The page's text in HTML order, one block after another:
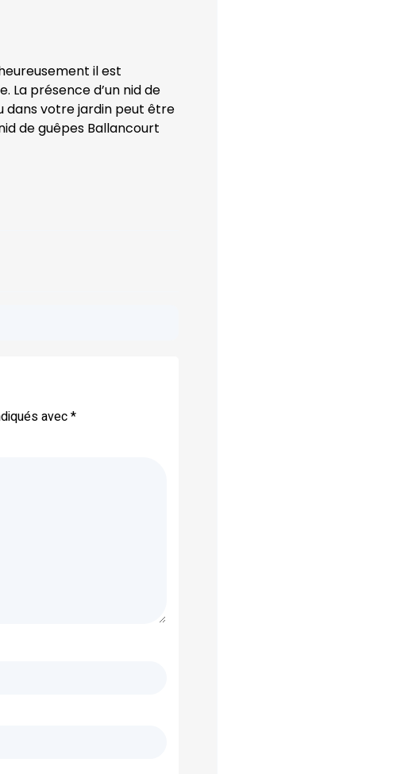
il est
La présence d’un nid de
dans votre jardin peut être
de guêpes Ballancourt
avec*